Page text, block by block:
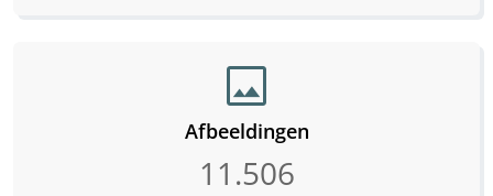
image
Afbeeldingen
11.506